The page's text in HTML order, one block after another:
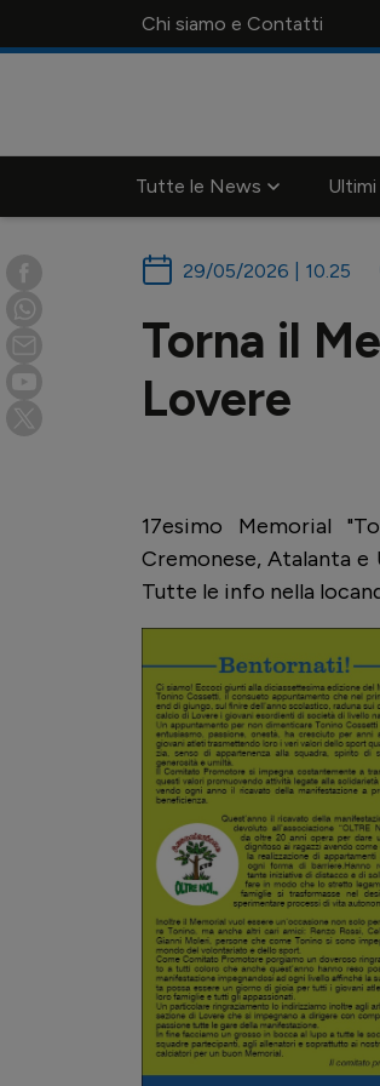
Chi siamo e Contatti
Tutte le News
29/05/2026 | 10.25
Torna il
Lovere
17esimo Memorial
Cremonese, Atalanta e
Tutte le info nella